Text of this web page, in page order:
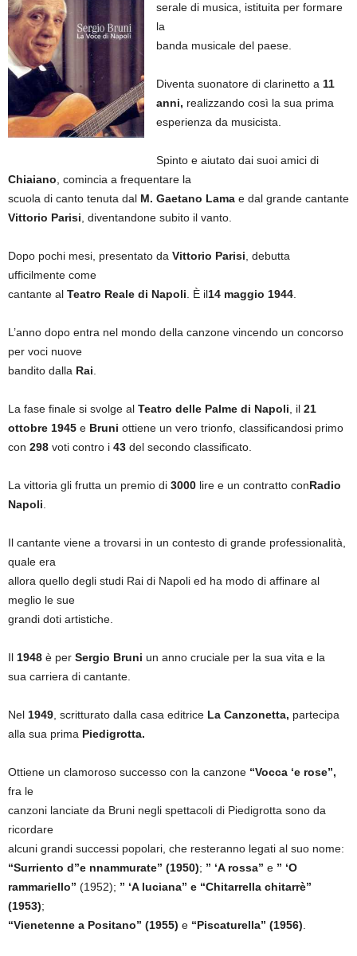
serale di musica, istituita per formare
la
banda musicale del paese.
Diventa suonatore di clarinetto a 11
anni, realizzando così la sua prima
esperienza da musicista.
Spinto e aiutato dai suoi amici di
Chiaiano , comincia a frequentare la
scuola di canto tenuta dal M. Gaetano Lama e dal grande cantante
Vittorio Parisi , diventandone subito il vanto.
Dopo pochi mesi, presentato da Vittorio Parisi , debutta
ufficilmente come
cantante al Teatro Reale di Napoli . È il14 maggio 1944
L’anno dopo entra nel mondo della canzone vincendo un concorso
per voci nuove
bandito dalla Rai
La fase finale si svolge al Teatro delle Palme di Napoli , il 21
ottobre 1945 e Bruni ottiene un vero trionfo, classificandosi primo
con 298 voti contro i 43 del secondo classificato.
La vittoria gli frutta un premio di 3000 lire e un contratto conRadio
Napoli
Il cantante viene a trovarsi in un contesto di grande professionalità,
quale era
allora quello degli studi Rai di Napoli ed ha modo di affinare al
meglio le sue
grandi doti artistiche.
Il 1948 è per Sergio Bruni un anno cruciale per la sua vita e la
sua carriera di cantante.
Nel 1949 , scritturato dalla casa editrice La Canzonetta, partecipa
alla sua prima Piedigrotta.
Ottiene un clamoroso successo con la canzone “Vocca ‘e rose”,
fra le
canzoni lanciate da Bruni negli spettacoli di Piedigrotta sono da
ricordare
alcuni grandi successi popolari, che resteranno legati al suo nome:
“Surriento d”e nnammurate” (1950); ” ‘A rossa” e ” ‘O
rammariello” (1952); ” ‘A luciana” e “Chitarrella chitarrè”
(1953);
“Vienetenne a Positano” (1955) e “Piscaturella” (1956)